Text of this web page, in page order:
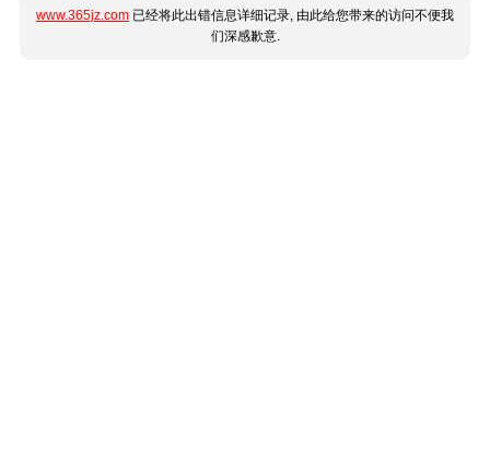
www.365jz.com 已经将此出错信息详细记录, 由此给您带来的访问不便我
们深感歉意.